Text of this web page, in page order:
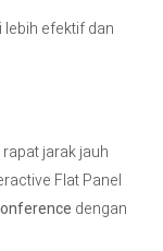
lebih efektif dan
jarak jauh
Flat Panel
dengan